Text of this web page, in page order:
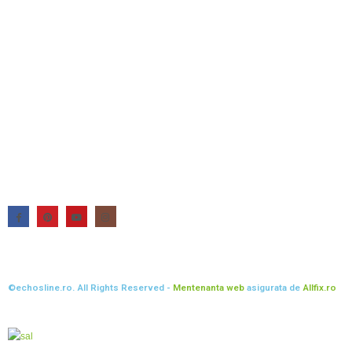
©echosline.ro. All Rights Reserved - Mentenanta web asigurata de Allfix.ro